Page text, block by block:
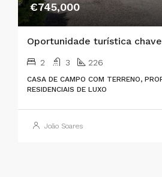
€745,000
2 3 226
CASA DE CAMPO COM TERRENO,
RESIDENCIAIS DE LUXO
João Soares